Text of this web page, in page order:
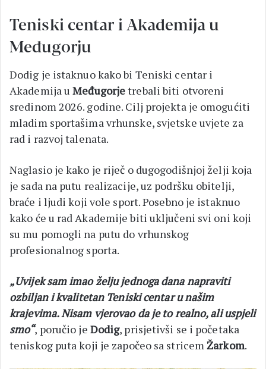
Teniski centar i Akademija u
Međugorju
Dodig je istaknuo kako bi Teniski centar i
Akademija uMeđugorjetrebali biti otvoreni
sredinom 2026. godine. Cilj projekta je omogućiti
mladim sportašima vrhunske, svjetske uvjete za
rad i razvoj talenata.
Naglasio je kako je riječ o dugogodišnjoj želji koja
je sada na putu realizacije, uz podršku obitelji,
braće i ljudi koji vole sport. Posebno je istaknuo
kako će u rad Akademije biti uključeni svi oni koji
su mu pomogli na putu do vrhunskog
profesionalnog sporta.
„Uvijek sam imao želju jednoga dana napraviti
ozbiljan i kvalitetan Teniski centar u našim
krajevima. Nisam vjerovao da je to realno, ali uspjeli
smo“, poručio je Dodig, prisjetivši se i početaka
teniskog puta koji je započeo sa stricemŽarkom.